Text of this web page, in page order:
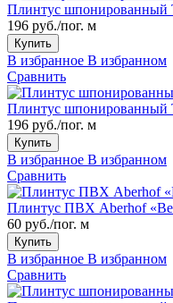
Плинтус шпонированный
196 руб./пог. м
Купить
В избранное В избранном
Сравнить
Плинтус шпонированный
196 руб./пог. м
Купить
В избранное В избранном
Сравнить
Плинтус ПВХ Aberhof
60 руб./пог. м
Купить
В избранное В избранном
Сравнить